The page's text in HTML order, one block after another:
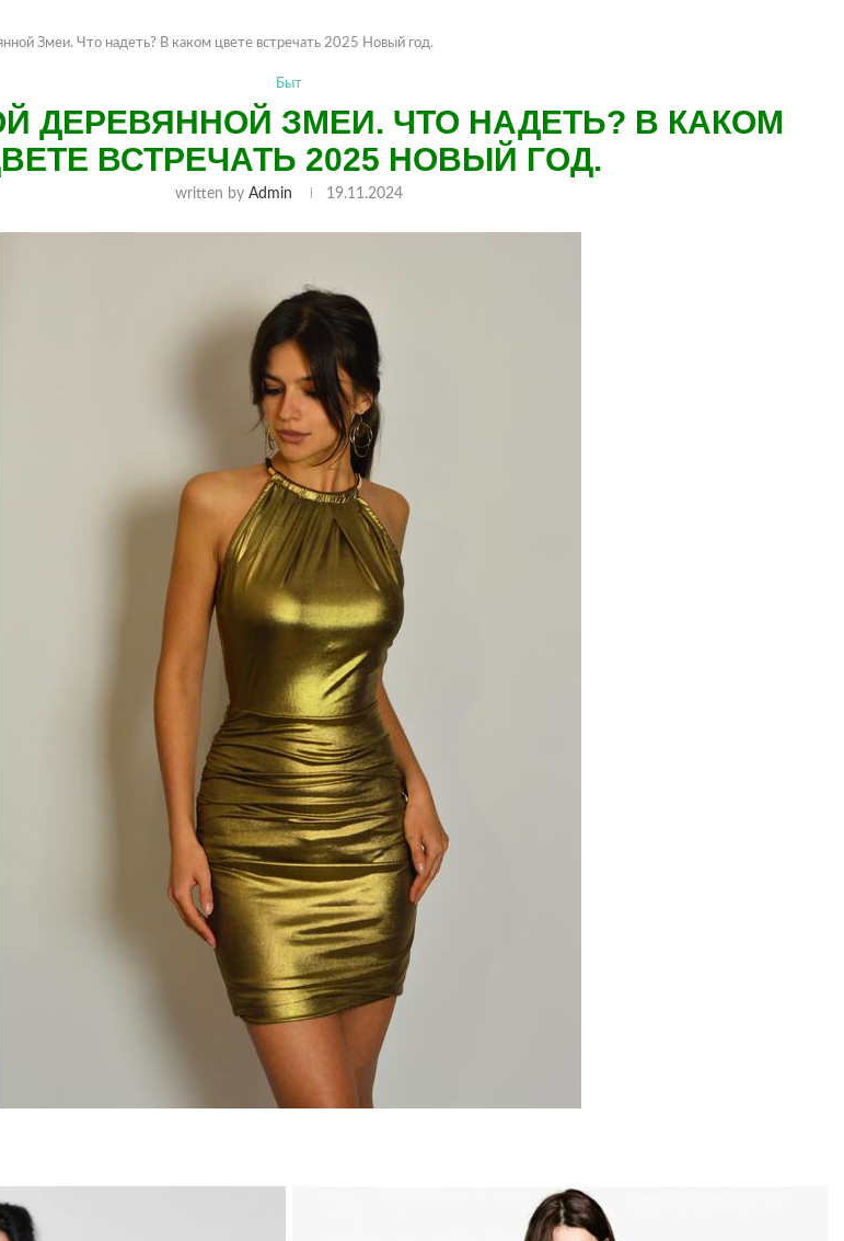
Змеи. Что надеть? В каком цвете встречать 2025 Новый год.
Быт
ДЕРЕВЯННОЙ ЗМЕИ. ЧТО НАДЕТЬ? В КАКОМ
ВСТРЕЧАТЬ 2025 НОВЫЙ ГОД.
written by Admin 19.11.2024